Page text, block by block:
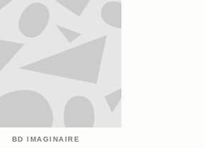
BD IMAGINAIRE